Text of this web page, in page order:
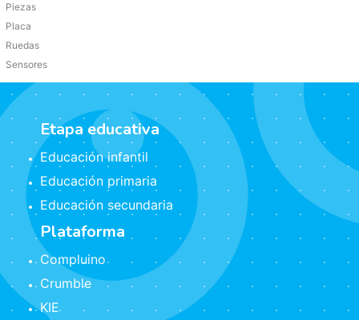
Piezas
Placa
Ruedas
Sensores
Etapa educativa
Educación infantil
Educación primaria
Educación secundaria
Plataforma
Compluino
Crumble
KIE